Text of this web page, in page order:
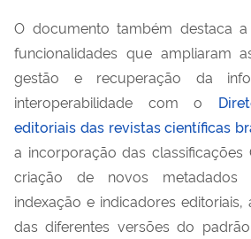
O documento também destaca
funcionalidades que ampliaram
gestão e recuperação da
interoperabilidade com o
editoriais das revistas científicas
a incorporação das classificações
criação de novos
indexação e indicadores
das diferentes versões do